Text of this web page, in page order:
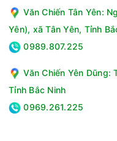
động hơn. Công nghệ
thích phim ảnh và muốn
nhà.
Tái hiện chuẩn điện ảnh
Chế độ Filmmaker Mode
Inch 75QNED80ASA
nghiệm xem phim đúng
tắt các hiệu ứng làm mịn
Văn Chiến Tân Yên:
Yên), xã Tân Yên, Tỉnh
0989.807.225
Văn Chiến Yên Dũng:
Tỉnh Bắc Ninh
0969.261.225